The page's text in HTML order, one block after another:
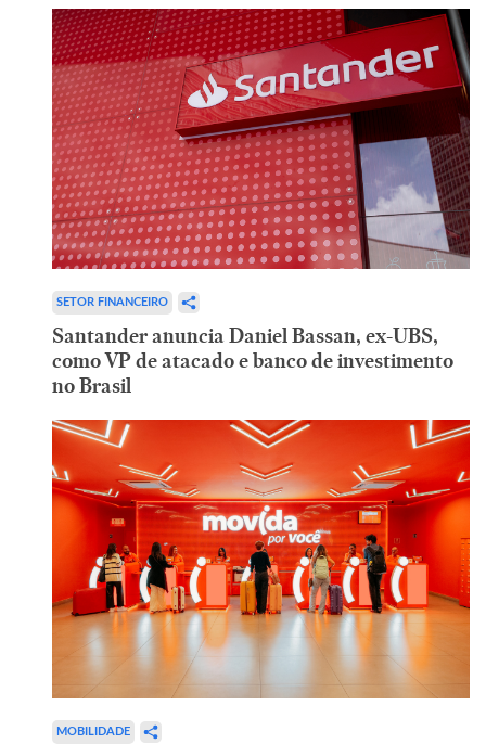
SETOR FINANCEIRO
Santander anuncia Daniel Bassan, ex-UBS,
como VP de atacado e banco de investimento
no Brasil
MOBILIDADE